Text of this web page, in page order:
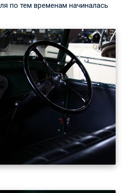
по тем временам начиналась